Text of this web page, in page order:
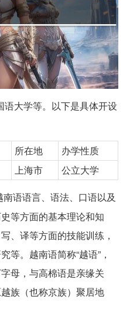
语大学等。以下是具体开设
所在地
办学性质
上海市
公立大学
语语言、语法、口语以及
等方面的基本理论和知
、译等方面的技能训练，
等。越南语简称“越语”，
母，与高棉语是亲缘关
族（也称京族）聚居地